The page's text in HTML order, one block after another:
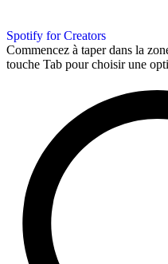
Spotify for Creators
Commencez à taper dans la
touche Tab pour choisir une